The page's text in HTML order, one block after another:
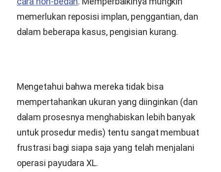
memerlukan reposisi implan, penggantian, dan
dalam beberapa kasus, pengisian kurang.
Mengetahui bahwa mereka tidak bisa
mempertahankan ukuran yang diinginkan (dan
dalam prosesnya menghabiskan lebih banyak
untuk prosedur medis) tentu sangat membuat
frustrasi bagi siapa saja yang telah menjalani
operasi payudara XL.